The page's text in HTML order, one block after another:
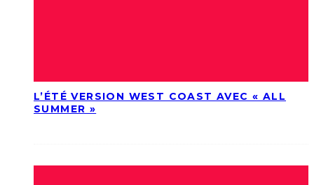
L’ÉTÉ VERSION WEST COAST AVEC « ALL
SUMMER »